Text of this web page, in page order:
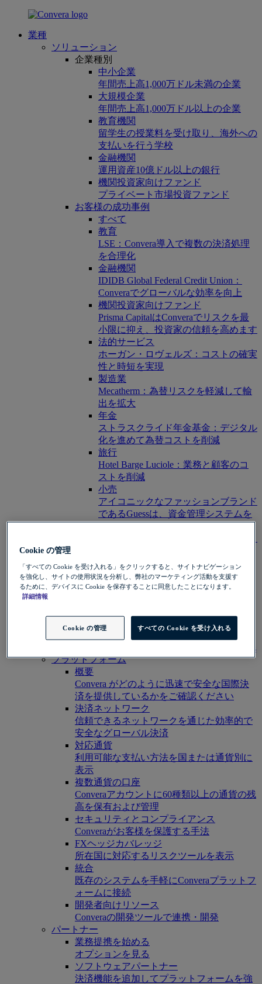
業種
ソリューション
企業種別
中小企業
年間売上高1,000万ドル未満の企業
大規模企業
年間売上高1,000万ドル以上の企業
教育機関
留学生の授業料を受け取り、海外への
支払いを行う学校
金融機関
運用資産10億ドル以上の銀行
機関投資家向けファンド
プライベート市場投資ファンド
お客様の成功事例
すべて
教育
LSE：Convera導入で複数の決済処理
を合理化
金融機関
IDIDB Global Federal Credit Union：
Converaでグローバルな効率を向上
機関投資家向けファンド
Prisma CapitalはConveraでリスクを最
小限に抑え、投資家の信頼を高めます
法的サービス
ホーガン・ロヴェルズ：コストの確実
性と時短を実現
製造業
Mecatherm：為替リスクを軽減して輸
出を拡大
年金
ストラスクライド年金基金：デジタル
化を進めて為替コストを削減
旅行
Hotel Barge Luciole：業務と顧客のコ
ストを削減
小売
アイコニックなファッションブランド
であるGuessは、資金管理システムを
Convera GlobalPayと統合することで、
製品
グローバルな支払い
国際決済と国内決済をシンプル化
先渡取引
通貨リスク戦略をカスタマイズ
クロス通貨スワップ
Buy and sell the same currency on different dates
プラットフォーム
概要
Convera がどのように迅速で安全な国際決
済を提供しているかをご確認ください
決済ネットワーク
信頼できるネットワークを通じた効率的で
安全なグローバル決済
対応通貨
利用可能な支払い方法を国または通貨別に
表示
複数通貨の口座
Converaアカウントに60種類以上の通貨の残
高を保有および管理
セキュリティとコンプライアンス
Converaがお客様を保護する手法
FXヘッジカバレッジ
所在国に対応するリスクツールを表示
統合
既存のシステムを手軽にConveraプラットフ
ォームに接続
開発者向けリソース
Converaの開発ツールで連携・開発
パートナー
業務提携を始める
オプションを見る
ソフトウェアパートナー
決済機能を追加してプラットフォームを強
Cookie の管理
「すべての Cookie を受け入れる」をクリックすると、サイトナビゲーション
を強化し、サイトの使用状況を分析し、弊社のマーケティング活動を支援す
るために、デバイスに Cookie を保存することに同意したことになります。
詳細情報
Cookie の管理 すべての Cookie を受け入れる